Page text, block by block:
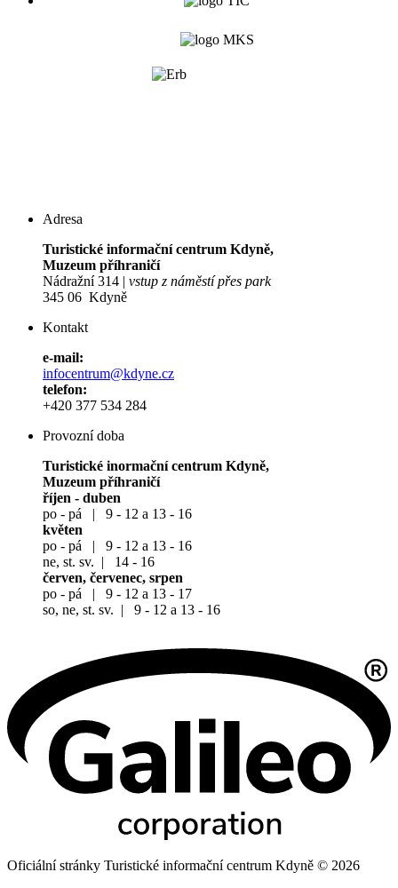
Adresa
Turistické informační centrum Kdyně,
Muzeum příhraničí
Nádražní 314 | vstup z náměstí přes park
345 06 Kdyně
Kontakt
e-mail:
infocentrum@kdyne.cz
telefon:
+420 377 534 284
Provozní doba
Turistické inormační centrum Kdyně,
Muzeum příhraničí
říjen - duben
po - pá | 9 - 12 a 13 - 16
květen
po - pá | 9 - 12 a 13 - 16
ne, st. sv. | 14 - 16
červen, červenec, srpen
po - pá | 9 - 12 a 13 - 17
so, ne, st. sv. | 9 - 12 a 13 - 16
Oficiální stránky Turistické informační centrum Kdyně © 2026